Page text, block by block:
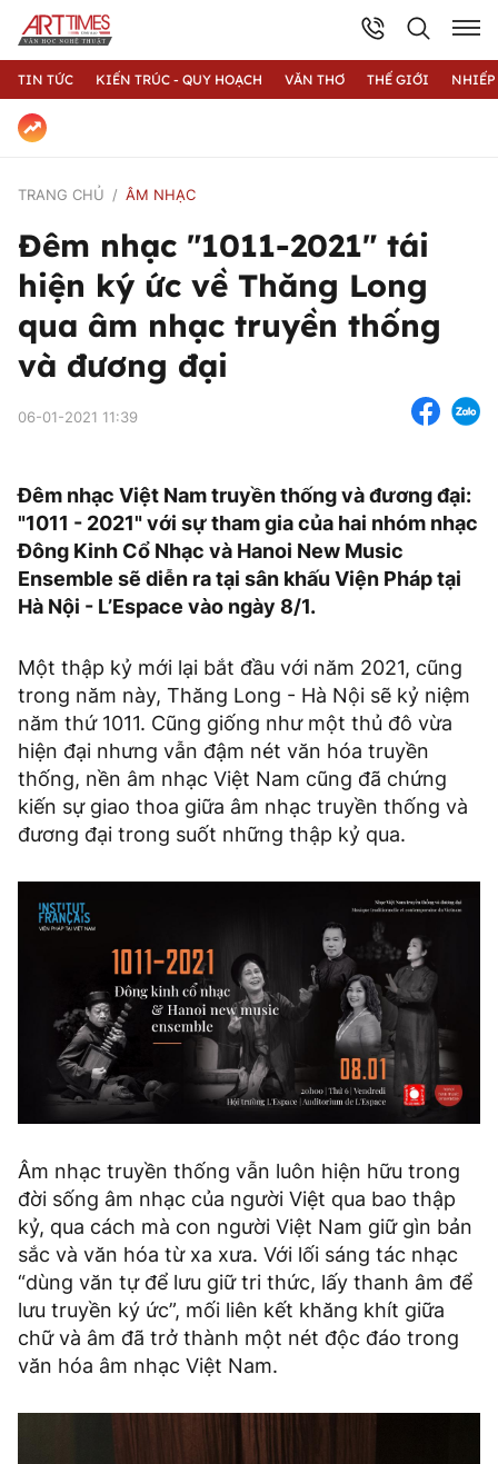
TIN TỨC KIẾN TRÚC - QUY HOẠCH VĂN THƠ THẾ GIỚI
TRANG CHỦ ÂM NHẠC
Đêm nhạc "1011-2021" tái
hiện ký ức về Thăng Long
qua âm nhạc truyền thống
và đương đại
06-01-2021 11:39
Đêm nhạc Việt Nam truyền thống và đương đại:
"1011 - 2021" với sự tham gia của hai nhóm nhạc
Đông Kinh Cổ Nhạc và Hanoi New Music
Ensemble sẽ diễn ra tại sân khấu Viện Pháp tại
Hà Nội - L’Espace vào ngày 8/1.
Một thập kỷ mới lại bắt đầu với năm 2021, cũng
trong năm này, Thăng Long - Hà Nội sẽ kỷ niệm
năm thứ 1011. Cũng giống như một thủ đô vừa
hiện đại nhưng vẫn đậm nét văn hóa truyền
thống, nền âm nhạc Việt Nam cũng đã chứng
kiến sự giao thoa giữa âm nhạc truyền thống và
đương đại trong suốt những thập kỷ qua.
Âm nhạc truyền thống vẫn luôn hiện hữu trong
đời sống âm nhạc của người Việt qua bao thập
kỷ, qua cách mà con người Việt Nam giữ gìn bản
sắc và văn hóa từ xa xưa. Với lối sáng tác nhạc
“dùng văn tự để lưu giữ tri thức, lấy thanh âm để
lưu truyền ký ức”, mối liên kết khăng khít giữa
chữ và âm đã trở thành một nét độc đáo trong
văn hóa âm nhạc Việt Nam.